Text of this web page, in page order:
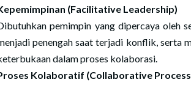
(Facilitative Leadership)
pemimpin yang dipercaya oleh
penengah saat terjadi konflik, serta
dalam proses kolaborasi.
Kolaboratif (Collaborative